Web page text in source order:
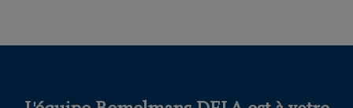
centres